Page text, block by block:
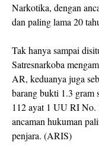
Narkotika, dengan
dan paling lama 20
Tak hanya sampai
Satresnarkoba
AR, keduanya juga
barang bukti 1.3 gram
112 ayat 1 UU RI No.
ancaman hukuman
penjara. (ARIS)